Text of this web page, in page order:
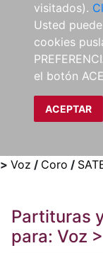
visitados).
Usted
cookies
el botón
ACEPTAR
> Voz / Coro /
Partituras
para: Voz